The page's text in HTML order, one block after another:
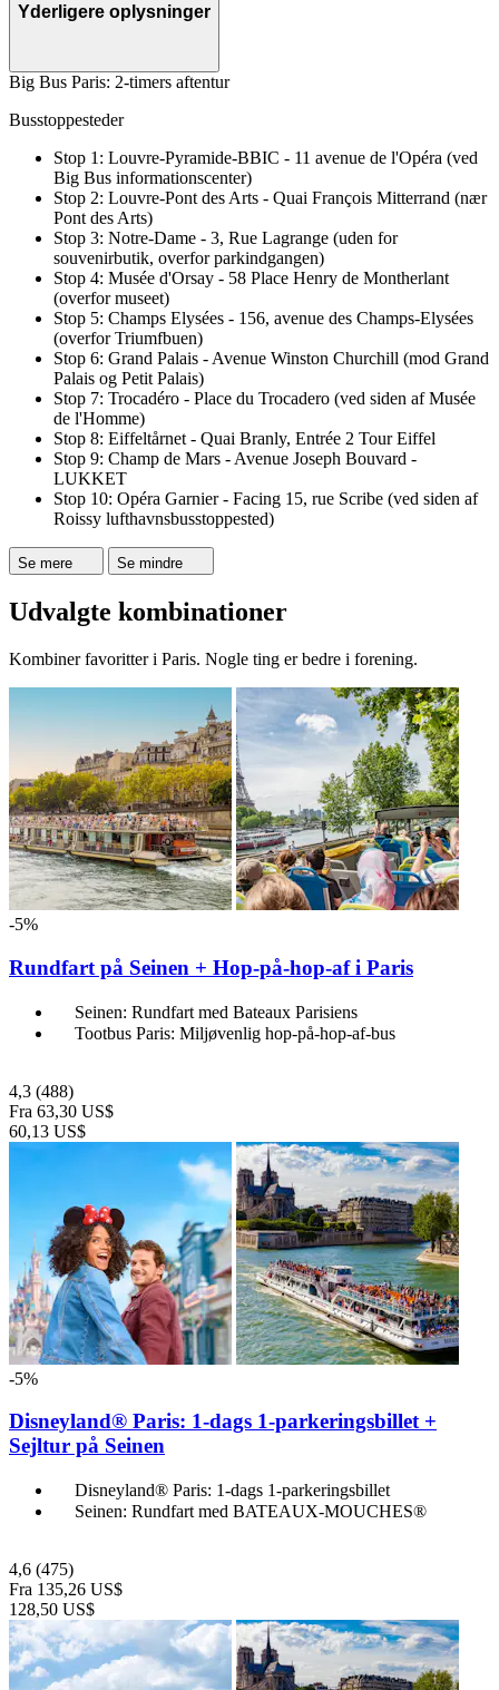
Yderligere oplysninger
Big Bus Paris: 2-timers aftentur
Busstoppesteder
Stop 1: Louvre-Pyramide-BBIC - 11 avenue de l'Opéra (ved
Big Bus informationscenter)
Stop 2: Louvre-Pont des Arts - Quai François Mitterrand (nær
Pont des Arts)
Stop 3: Notre-Dame - 3, Rue Lagrange (uden for
souvenirbutik, overfor parkindgangen)
Stop 4: Musée d'Orsay - 58 Place Henry de Montherlant
(overfor museet)
Stop 5: Champs Elysées - 156, avenue des Champs-Elysées
(overfor Triumfbuen)
Stop 6: Grand Palais - Avenue Winston Churchill (mod Grand
Palais og Petit Palais)
Stop 7: Trocadéro - Place du Trocadero (ved siden af Musée
de l'Homme)
Stop 8: Eiffeltårnet - Quai Branly, Entrée 2 Tour Eiffel
Stop 9: Champ de Mars - Avenue Joseph Bouvard -
LUKKET
Stop 10: Opéra Garnier - Facing 15, rue Scribe (ved siden af
Roissy lufthavnsbusstoppested)
Se mere Se mindre
Udvalgte kombinationer
Kombiner favoritter i Paris. Nogle ting er bedre i forening.
-5%
Rundfart på Seinen + Hop-på-hop-af i Paris
Seinen: Rundfart med Bateaux Parisiens
Tootbus Paris: Miljøvenlig hop-på-hop-af-bus
4,3 (488)
Fra 63,30 US$
60,13 US$
-5%
Disneyland® Paris: 1-dags 1-parkeringsbillet +
Sejltur på Seinen
Disneyland® Paris: 1-dags 1-parkeringsbillet
Seinen: Rundfart med BATEAUX-MOUCHES®
4,6 (475)
Fra 135,26 US$
128,50 US$